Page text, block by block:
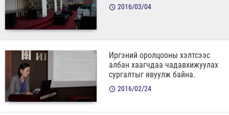
2016/03/04
Иргэний оролцооны хэлтсээс
албан хаагчдаа чадавхижуулах
сургалтыг явуулж байна.
2016/02/24